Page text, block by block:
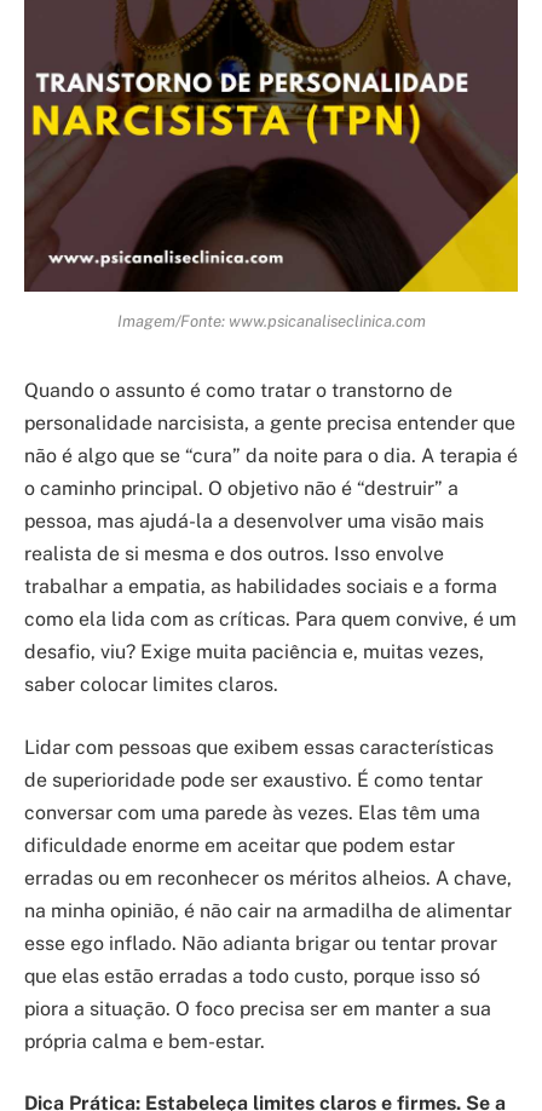
Imagem/Fonte: www.psicanaliseclinica.com
Quando o assunto é como tratar o transtorno de
personalidade narcisista, a gente precisa entender que
não é algo que se “cura” da noite para o dia. A terapia é
o caminho principal. O objetivo não é “destruir” a
pessoa, mas ajudá-la a desenvolver uma visão mais
realista de si mesma e dos outros. Isso envolve
trabalhar a empatia, as habilidades sociais e a forma
como ela lida com as críticas. Para quem convive, é um
desafio, viu? Exige muita paciência e, muitas vezes,
saber colocar limites claros.
Lidar com pessoas que exibem essas características
de superioridade pode ser exaustivo. É como tentar
conversar com uma parede às vezes. Elas têm uma
dificuldade enorme em aceitar que podem estar
erradas ou em reconhecer os méritos alheios. A chave,
na minha opinião, é não cair na armadilha de alimentar
esse ego inflado. Não adianta brigar ou tentar provar
que elas estão erradas a todo custo, porque isso só
piora a situação. O foco precisa ser em manter a sua
própria calma e bem-estar.
Dica Prática: Estabeleça limites claros e firmes. Se a